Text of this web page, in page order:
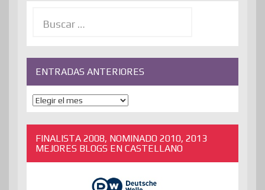
ENTRADAS ANTERIORES
ENTRADAS
ANTERIORES
FINALISTA 2008, NOMINADO 2010, 2013
MEJORES BLOGS EN CASTELLANO